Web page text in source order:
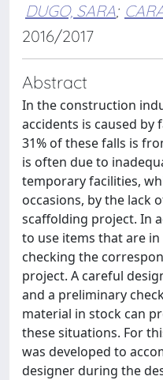
DUGO, SARA;
2016/2017
Abstract
In the construction
accidents is caused
31% of these falls is
is often due to
temporary facilities,
occasions, by the lack
scaffolding project. In
to use items that are
checking the
project. A careful
and a preliminary
material in stock can
these situations. For
was developed to
designer during the